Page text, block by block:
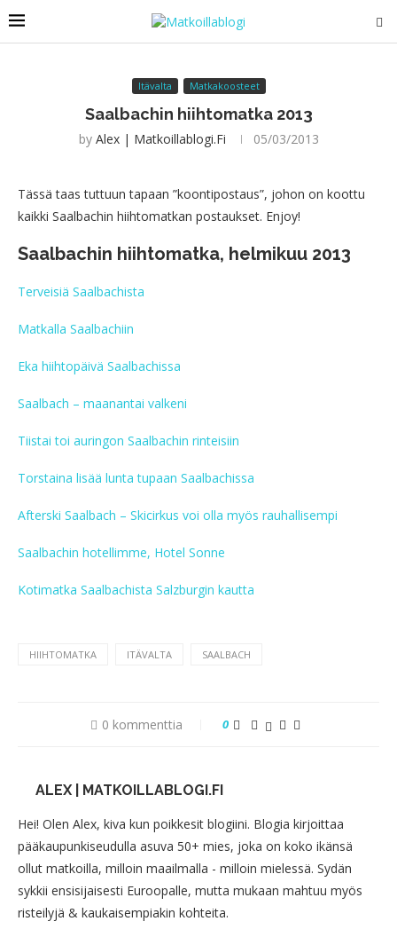
Itävalta Matkakoosteet
Saalbachin hiihtomatka 2013
by Alex | Matkoillablogi.fi 05/03/2013
Tässä taas tuttuun tapaan ”koontipostaus”, johon on koottu
kaikki Saalbachin hiihtomatkan postaukset. Enjoy!
Saalbachin hiihtomatka, helmikuu 2013
Terveisiä Saalbachista
Matkalla Saalbachiin
Eka hiihtopäivä Saalbachissa
Saalbach – maanantai valkeni
Tiistai toi auringon Saalbachin rinteisiin
Torstaina lisää lunta tupaan Saalbachissa
Afterski Saalbach – Skicirkus voi olla myös rauhallisempi
Saalbachin hotellimme, Hotel Sonne
Kotimatka Saalbachista Salzburgin kautta
HIIHTOMATKA ITÄVALTA SAALBACH
0 kommenttia 0
ALEX | MATKOILLABLOGI.FI
Hei! Olen Alex, kiva kun poikkesit blogiini. Blogia kirjoittaa
pääkaupunkiseudulla asuva 50+ mies, joka on koko ikänsä
ollut matkoilla, milloin maailmalla - milloin mielessä. Sydän
sykkii ensisijaisesti Euroopalle, mutta mukaan mahtuu myös
risteilyjä & kaukaisempiakin kohteita.